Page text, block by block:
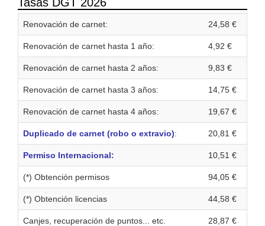
Renovación de carnet: 24,58 €
Renovación de carnet hasta 1 año: 4,92 €
Renovación de carnet hasta 2 años: 9,83 €
Renovación de carnet hasta 3 años: 14,75 €
Renovación de carnet hasta 4 años: 19,67 €
Duplicado de carnet (robo o extravio): 20,81 €
Permiso Internacional: 10,51 €
(*) Obtención permisos 94,05 €
(*) Obtención licencias 44,58 €
Canjes, recuperación de puntos... etc. 28,87 €